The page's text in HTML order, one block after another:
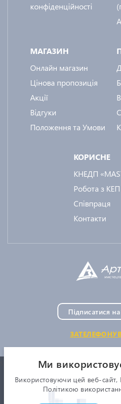
конфіденційності
МАГАЗИН
Онлайн магазин
Цінова пропозиція
Акції
Відгуки
Положення та Умови
КОРИСНЕ
КНЕДП
Робота з КЕП
Співпраця
Контакти
Підписатися
2019 - 2026. ТОВ "АРТ-МАСТЕР".
Монастирського, буд. 3. Всі права
Ми
Використовуючи цей веб-
Політикою